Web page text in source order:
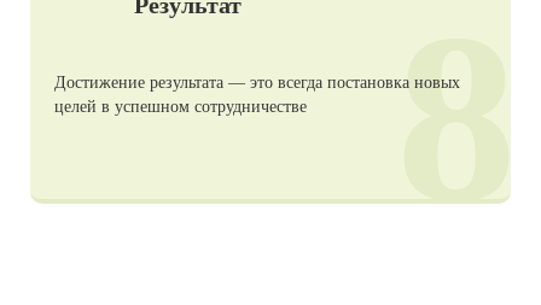
Достижение результата — это всегда постановка новых
целей в успешном сотрудничестве
8